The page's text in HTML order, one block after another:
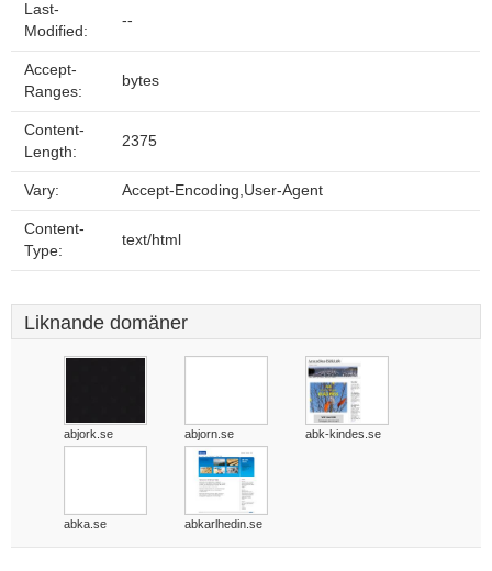
Last-
Modified:
--
Accept-
Ranges:
bytes
Content-
Length:
2375
Vary: Accept-Encoding,User-Agent
Content-
Type:
text/html
Liknande domäner
abjork.se abjorn.se abk-kindes.se
abka.se abkarlhedin.se